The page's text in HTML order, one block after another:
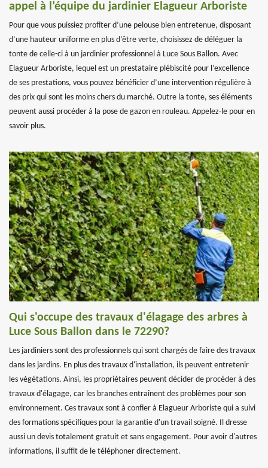
appel à l’équipe du jardinier Elagueur Arboriste
Pour que vous puissiez profiter d’une pelouse bien entretenue, disposant
d’une hauteur uniforme en plus d’être verte, choisissez de déléguer la
tonte de celle-ci à un jardinier professionnel à Luce Sous Ballon. Avec
Elagueur Arboriste, lequel est un prestataire plébiscité pour l’excellence
de ses prestations, vous pouvez bénéficier d’une intervention régulière à
des prix qui sont les moins chers du marché. Outre la tonte, ses éléments
peuvent aussi procéder à la pose de gazon en rouleau. Appelez-le pour en
savoir plus.
Qui s'occupe des travaux d'élagage des arbres à
Luce Sous Ballon dans le 72290?
Les jardiniers sont des professionnels qui sont chargés de faire des travaux
dans les jardins. En plus des travaux d'installation, ils peuvent entretenir
les végétations. Ainsi, les propriétaires peuvent décider de procéder à des
travaux d'élagage, car les branches entraînent des problèmes pour son
environnement. Ces travaux sont à confier à Elagueur Arboriste qui a suivi
des formations spécifiques pour la garantie d'un travail soigné. Il dresse
aussi un devis totalement gratuit et sans engagement. Pour avoir d'autres
informations, il suffit de le téléphoner directement.